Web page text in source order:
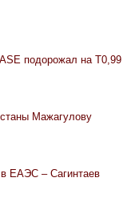
подорожал на Т0,99
Мажагулову
в ЕАЭС – Сагинтаев